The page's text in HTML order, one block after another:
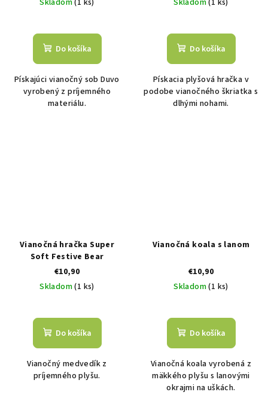
Skladom(1 ks)
Do košíka
Pískajúci vianočný sob Duvo
vyrobený z príjemného
materiálu.
Skladom(1 ks)
Do košíka
Pískacia plyšová hračka v
podobe vianočného škriatka s
dlhými nohami.
Vianočná hračka Super
Soft Festive Bear
€10,90
Skladom(1 ks)
Do košíka
Vianočný medvedík z
príjemného plyšu.
Vianočná koala s lanom
€10,90
Skladom(1 ks)
Do košíka
Vianočná koala vyrobená z
mäkkého plyšu s lanovými
okrajmi na uškách.